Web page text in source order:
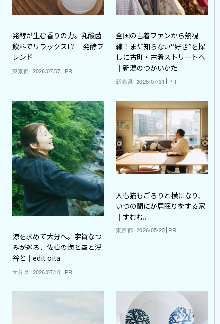
発酵が生む香りの力。乳酸菌
飲料でリラックス!？｜発酵ブ
レンド
東京都 2026/07/07 PR
全国の古着ファンから熱視
線！まだ知らない“好き”を探
しに古町・古着ストリートへ
｜新潟のつかいかた
新潟県 2026/07/31 PR
涼を求めて大分へ。宇賀なつ
みが巡る、佐伯の海と空と渓
谷と｜edit oita
大分県 2026/07/10 PR
人も猫もごろりと横になり、
いつの間にか居眠りをする家
｜すむむ。
東京都 2026/05/23 PR